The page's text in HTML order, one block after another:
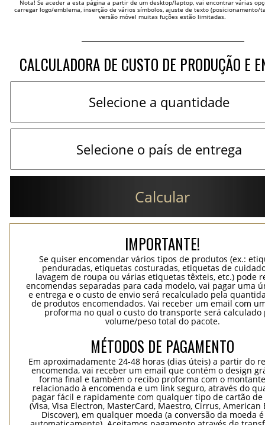
Nota! Se aceder a esta página a partir de um desktop/laptop, vai encontrar várias
carregar logo/emblema, inserção de vários símbolos, ajuste de texto (posicionamento/
versão móvel muitas fuções estão limitadas.
CALCULADORA DE CUSTO DE PRODUÇÃO E
Calcular
IMPORTANTE!
Se quiser encomendar vários tipos de produtos (ex.:
penduradas, etiquetas costuradas, etiquetas de
lavagem de roupa ou várias etiquetas têxteis, etc.) pode
encomendas separadas para cada modelo, vai pagar uma
e entrega e o custo de envio será recalculado pela
de produtos encomendados. Vai receber um email com
proforma no qual o custo do transporte será calculado
volume/peso total do pacote.
MÉTODOS DE PAGAMENTO
Em aproximadamente 24-48 horas (dias úteis) a partir do
encomenda, vai receber um email que contém o design
forma final e também o recibo proforma com o
relacionado à encomenda e um link seguro, através do
pagar fácil e rapidamente com qualquer tipo de cartão
(Visa, Visa Electron, MasterCard, Maestro, Cirrus, American
Discover), em qualquer moeda (a conversão da moeda